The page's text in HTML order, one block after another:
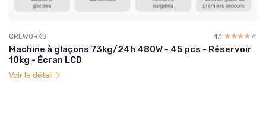
CREWORKS 4.1 ☆☆☆☆☆
★★★★★
Machine à glaçons 73kg/24h 480W - 45 pcs - Réservoir
10kg - Écran LCD
Voir le détail